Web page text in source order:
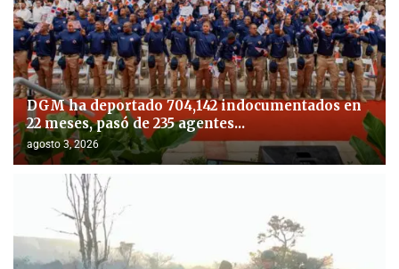
DGM ha deportado 704,142 indocumentados en
22 meses, pasó de 235 agentes...
agosto 3, 2026